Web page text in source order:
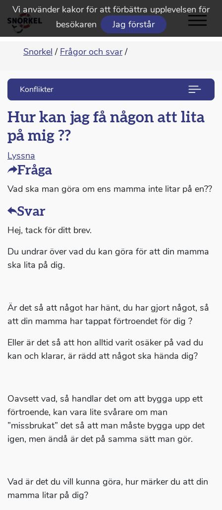
Vi använder kakor för att förbättra upplevelsen för
besökaren
Jag förstår
Snorkel / Frågor och svar /
Konflikter
Hur kan jag få någon att lita
på mig ??
Lyssna
Fråga
Vad ska man göra om ens mamma inte litar på en??
Svar
Hej, tack för ditt brev.
Du undrar över vad du kan göra för att din mamma
ska lita på dig.
Är det så att något har hänt, du har gjort något, så
att din mamma har tappat förtroendet för dig ?
Eller är det så att hon alltid varit osäker på vad du
kan och klarar, är rädd att något ska hända dig?
Oavsett vad, så handlar det om att bygga upp ett
förtroende, kan vara lite svårare om man
”missbrukat” det så att man måste bygga upp det
igen, men ändå är det på samma sätt man gör.
Vad är det du vill kunna göra, hur märker du att din
mamma litar på dig?